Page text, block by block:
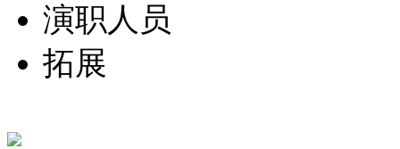
演职人员
拓展